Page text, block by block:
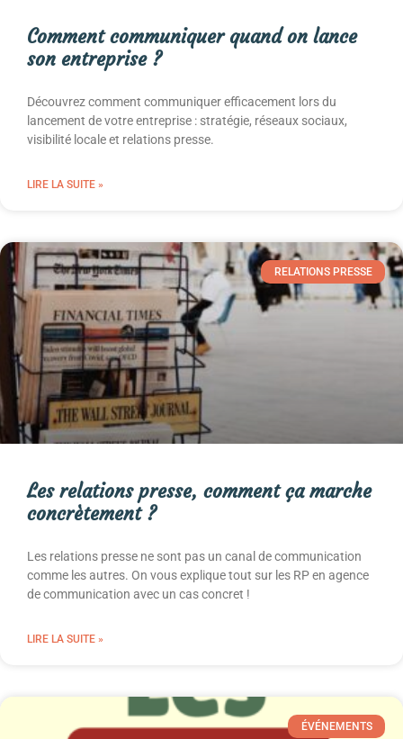
Comment communiquer quand on lance
son entreprise ?
Découvrez comment communiquer efficacement lors du
lancement de votre entreprise : stratégie, réseaux sociaux,
visibilité locale et relations presse.
LIRE LA SUITE »
RELATIONS PRESSE
Les relations presse, comment ça marche
concrètement ?
Les relations presse ne sont pas un canal de communication
comme les autres. On vous explique tout sur les RP en agence
de communication avec un cas concret !
LIRE LA SUITE »
ÉVÉNEMENTS